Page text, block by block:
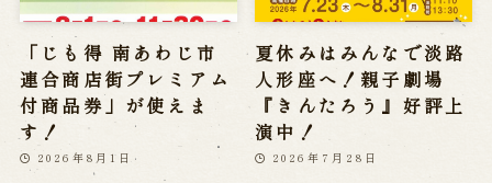
「じも得 南あわじ市
連合商店街プレミアム
付商品券」が使えま
す！
2026年8月1日
夏休みはみんなで淡路
人形座へ！親子劇場
『きんたろう』好評上
演中！
2026年7月28日